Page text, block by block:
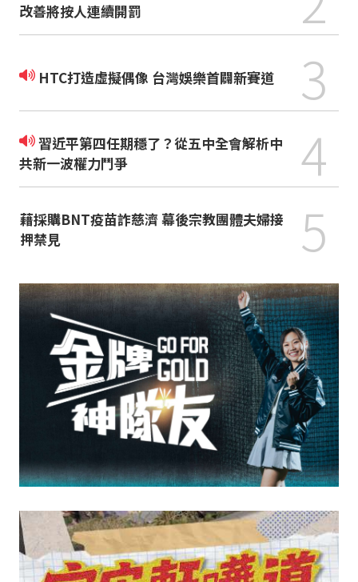
改善將按人連續開罰
HTC打造虛擬偶像 台灣娛樂首闢新賽道 3
習近平第四任期穩了？從五中全會解析中
共新一波權力鬥爭
4
藉採購BNT疫苗詐慈濟 幕後宗教團體夫婦接
押禁見
5